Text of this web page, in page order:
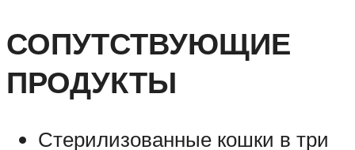
СОПУТСТВУЮЩИЕ
ПРОДУКТЫ
Стерилизованные кошки в три